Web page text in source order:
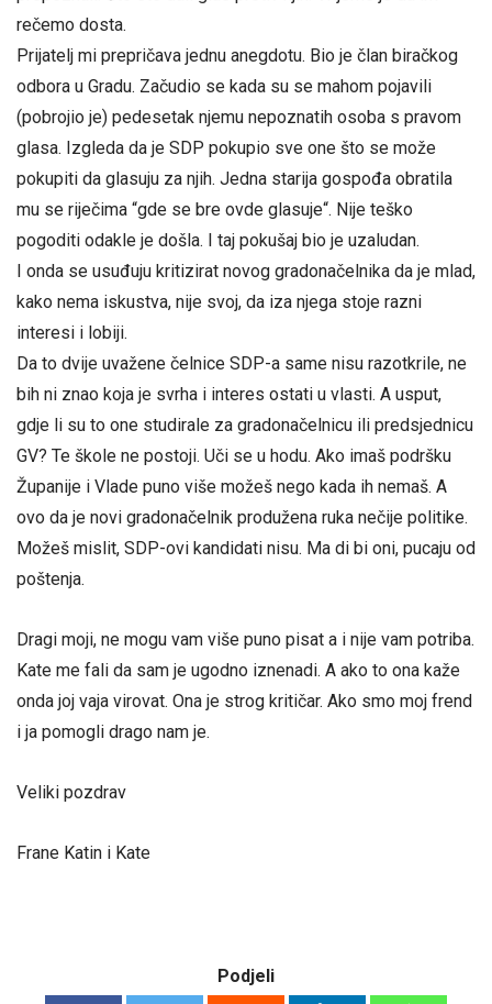
rečemo dosta.
Prijatelj mi prepričava jednu anegdotu. Bio je član biračkog
odbora u Gradu. Začudio se kada su se mahom pojavili
(pobrojio je) pedesetak njemu nepoznatih osoba s pravom
glasa. Izgleda da je SDP pokupio sve one što se može
pokupiti da glasuju za njih. Jedna starija gospođa obratila
mu se riječima “gde se bre ovde glasuje“. Nije teško
pogoditi odakle je došla. I taj pokušaj bio je uzaludan.
I onda se usuđuju kritizirat novog gradonačelnika da je mlad,
kako nema iskustva, nije svoj, da iza njega stoje razni
interesi i lobiji.
Da to dvije uvažene čelnice SDP-a same nisu razotkrile, ne
bih ni znao koja je svrha i interes ostati u vlasti. A usput,
gdje li su to one studirale za gradonačelnicu ili predsjednicu
GV? Te škole ne postoji. Uči se u hodu. Ako imaš podršku
Županije i Vlade puno više možeš nego kada ih nemaš. A
ovo da je novi gradonačelnik produžena ruka nečije politike.
Možeš mislit, SDP-ovi kandidati nisu. Ma di bi oni, pucaju od
poštenja.
Dragi moji, ne mogu vam više puno pisat a i nije vam potriba.
Kate me fali da sam je ugodno iznenadi. A ako to ona kaže
onda joj vaja virovat. Ona je strog kritičar. Ako smo moj frend
i ja pomogli drago nam je.
Veliki pozdrav
Frane Katin i Kate
Podjeli